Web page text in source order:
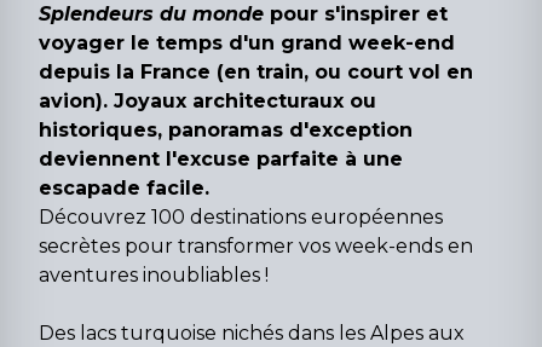
Splendeurs du monde pour s'inspirer et
voyager le temps d'un grand week-end
depuis la France (en train, ou court vol en
avion). Joyaux architecturaux ou
historiques, panoramas d'exception
deviennent l'excuse parfaite à une
escapade facile.
Découvrez 100 destinations européennes
secrètes pour transformer vos week-ends en
aventures inoubliables !
Des lacs turquoise nichés dans les Alpes aux